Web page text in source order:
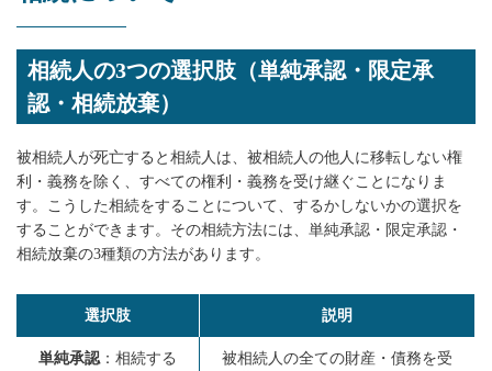
相続人の3つの選択肢（単純承認・限定承
認・相続放棄）
被相続人が死亡すると相続人は、被相続人の他人に移転しない権
利・義務を除く、すべての権利・義務を受け継ぐことになりま
す。こうした相続をすることについて、するかしないかの選択を
することができます。その相続方法には、単純承認・限定承認・
相続放棄の3種類の方法があります。
選択肢 説明
単純承認：相続する
被相続人の全ての財産・債務を受